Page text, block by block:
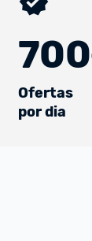
Ofertas
por dia